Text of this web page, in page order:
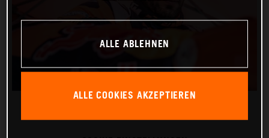
ALLE ABLEHNEN
ALLE COOKIES AKZEPTIEREN